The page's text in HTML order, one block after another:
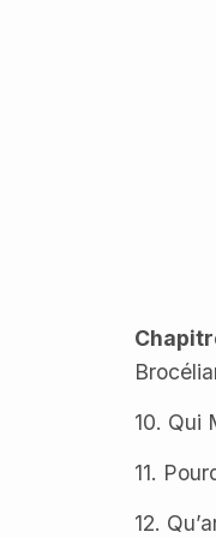
10. Qui
11.
12.